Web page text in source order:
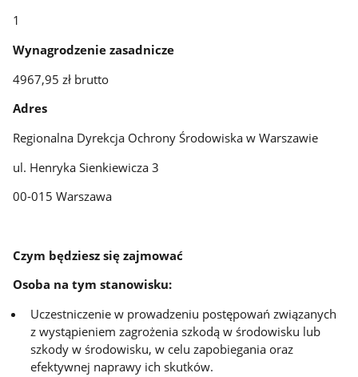
1
Wynagrodzenie zasadnicze
4967,95 zł brutto
Adres
Regionalna Dyrekcja Ochrony Środowiska w Warszawie
ul. Henryka Sienkiewicza 3
00-015 Warszawa
Czym będziesz się zajmować
Osoba na tym stanowisku:
Uczestniczenie w prowadzeniu postępowań związanych
z wystąpieniem zagrożenia szkodą w środowisku lub
szkody w środowisku, w celu zapobiegania oraz
efektywnej naprawy ich skutków.